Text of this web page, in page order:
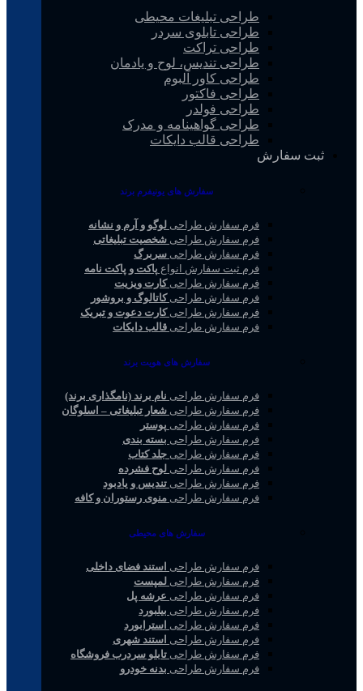
طراحی تبلیغات محیطی
طراحی تابلوی سردر
طراحی تراکت
طراحی تندیس، لوح و یادمان
طراحی کاور آلبوم
طراحی فاکتور
طراحی فولدر
طراحی گواهینامه و مدرک
طراحی قالب دایکات
ثبت سفارش
سفارش های یونیفرم برند
فرم سفارش طراحی لوگو و آرم و نشانه
فرم سفارش طراحی شخصیت تبلیغاتی
فرم سفارش طراحی سربرگ
فرم ثبت سفارش انواع پاکت و پاکت نامه
فرم سفارش طراحیکارت ویزیت
فرم سفارش طراحیکاتالوگ و بروشور
فرم سفارش طراحیکارت دعوت و تبریک
فرم سفارش طراحی قالب دایکات
سفارش های هویت برند
فرم سفارش طراحی نام برند (نامگذاری برند)
فرم سفارش طراحی شعار تبلیغاتی – اسلوگان
فرم سفارش طراحی پوستر
فرم سفارش طراحی بسته بندی
فرم سفارش طراحی جلد کتاب
فرم سفارش طراحی لوح فشرده
فرم سفارش طراحی تندیس و یادبود
فرم سفارش طراحی منوی رستوران و کافه
سفارش های محیطی
فرم سفارش طراحی استند فضای داخلی
فرم سفارش طراحی لمپست
فرم سفارش طراحی عرشه پل
فرم سفارش طراحی بیلبورد
فرم سفارش طراحی استرابورد
فرم سفارش طراحی استند شهری
فرم سفارش طراحی تابلو سردرب فروشگاه
فرم سفارش طراحی بدنه خودرو